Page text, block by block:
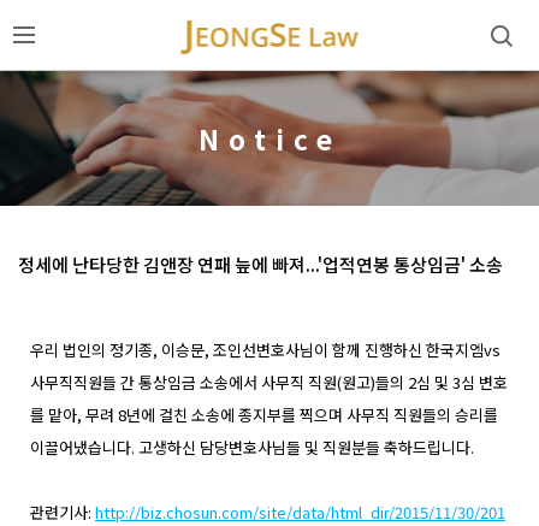
Notice
정세에 난타당한 김앤장 연패 늪에 빠져...'업적연봉 통상임금' 소송
우리 법인의 정기종, 이승문, 조인선변호사님이 함께 진행하신 한국지엠vs
사무직직원들 간 통상임금 소송에서 사무직 직원(원고)들의 2심 및 3심 변호
를 맡아, 무려 8년에 걸친 소송에 종지부를 찍으며 사무직 직원들의 승리를
이끌어냈습니다. 고생하신 담당변호사님들 및 직원분들 축하드립니다.
관련기사: http://biz.chosun.com/site/data/html_dir/2015/11/30/201